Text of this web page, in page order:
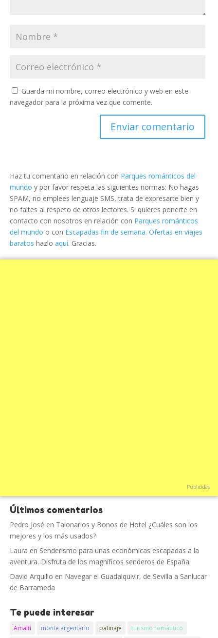
Guarda mi nombre, correo electrónico y web en este
navegador para la próxima vez que comente.
Haz tu comentario en relación con Parques románticos del
mundo y por favor respeta las siguientes normas: No hagas
SPAM, no emplees lenguaje SMS, trata de expresarte bien y
no faltes al respeto de otros lectores. Si quieres ponerte en
contacto con nosotros en relación con Parques románticos
del mundo o con Escapadas fin de semana. Ofertas en viajes
baratos hazlo aquí. Gracias.
Publicidad
Últimos comentarios
Pedro José en Talonarios y Bonos de Hotel ¿Cuáles son los
mejores y los más usados?
Laura en Senderismo para unas económicas escapadas a la
aventura. Disfruta de los magníficos senderos de España
David Arquillo en Navegar el Guadalquivir, de Sevilla a Sanlucar
de Barrameda
Te puede interesar
Amalfi monte argentario patinaje
turismo romántico